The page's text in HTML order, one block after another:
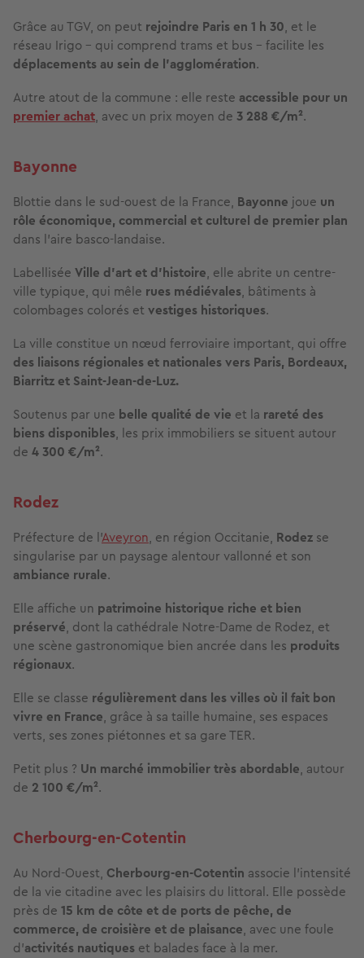
Grâce au TGV, on peut rejoindre Paris en 1 h 30, et le
réseau Irigo – qui comprend trams et bus – facilite les
déplacements au sein de l’agglomération.
Autre atout de la commune : elle reste accessible pour un
premier achat, avec un prix moyen de 3 288 €/m².
Bayonne
Blottie dans le sud-ouest de la France, Bayonne joue un
rôle économique, commercial et culturel de premier plan
dans l’aire basco-landaise.
Labellisée Ville d’art et d’histoire, elle abrite un centre-
ville typique, qui mêle rues médiévales, bâtiments à
colombages colorés et vestiges historiques.
La ville constitue un nœud ferroviaire important, qui offre
des liaisons régionales et nationales vers Paris, Bordeaux,
Biarritz et Saint-Jean-de-Luz.
Soutenus par une belle qualité de vie et la rareté des
biens disponibles, les prix immobiliers se situent autour
de 4 300 €/m².
Rodez
Préfecture de l’Aveyron, en région Occitanie, Rodez se
singularise par un paysage alentour vallonné et son
ambiance rurale.
Elle affiche un patrimoine historique riche et bien
préservé, dont la cathédrale Notre-Dame de Rodez, et
une scène gastronomique bien ancrée dans les produits
régionaux.
Elle se classe régulièrement dans les villes où il fait bon
vivre en France, grâce à sa taille humaine, ses espaces
verts, ses zones piétonnes et sa gare TER.
Petit plus ? Un marché immobilier très abordable, autour
de 2 100 €/m².
Cherbourg-en-Cotentin
Au Nord-Ouest, Cherbourg-en-Cotentin associe l’intensité
de la vie citadine avec les plaisirs du littoral. Elle possède
près de 15 km de côte et de ports de pêche, de
commerce, de croisière et de plaisance, avec une foule
d'activités nautiques et balades face à la mer.